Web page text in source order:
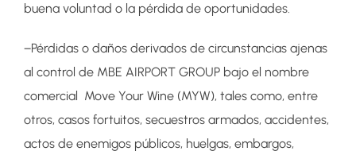
buena voluntad o la pérdida de oportunidades.
−Pérdidas o daños derivados de circunstancias ajenas
al control de MBE AIRPORT GROUP bajo el nombre
comercial Move Your Wine (MYW), tales como, entre
otros, casos fortuitos, secuestros armados, accidentes,
actos de enemigos públicos, huelgas, embargos,